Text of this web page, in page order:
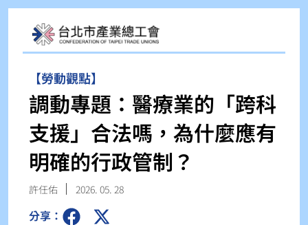
【勞動觀點】
調動專題：醫療業的「跨科
支援」合法嗎，為什麼應有
明確的行政管制？
許任佑 2026. 05. 28
分享：